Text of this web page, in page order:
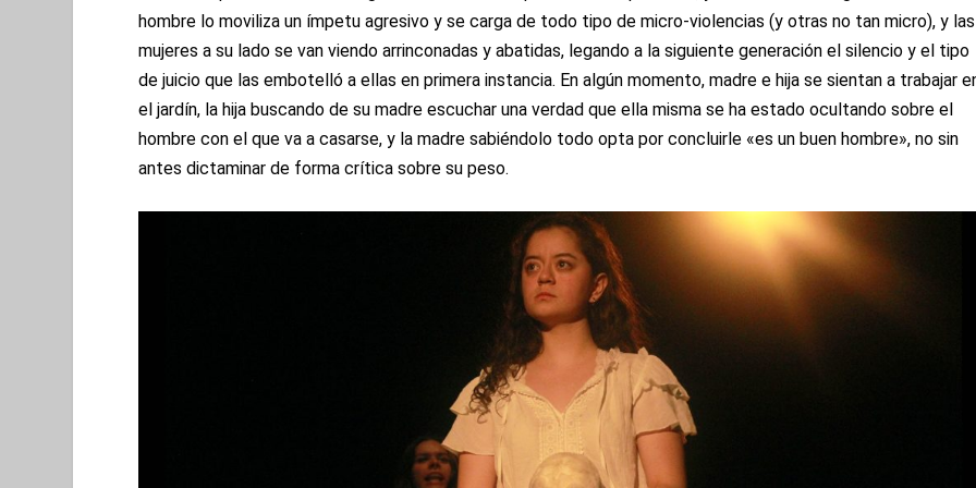
hombre lo moviliza un ímpetu agresivo y se carga de todo tipo de micro-violencias (y otras no tan micro), y las
mujeres a su lado se van viendo arrinconadas y abatidas, legando a la siguiente generación el silencio y el tipo
de juicio que las embotelló a ellas en primera instancia. En algún momento, madre e hija se sientan a trabajar
el jardín, la hija buscando de su madre escuchar una verdad que ella misma se ha estado ocultando sobre el
hombre con el que va a casarse, y la madre sabiéndolo todo opta por concluirle «es un buen hombre», no sin
antes dictaminar de forma crítica sobre su peso.